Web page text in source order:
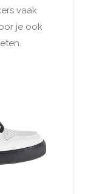
vaak
je ook